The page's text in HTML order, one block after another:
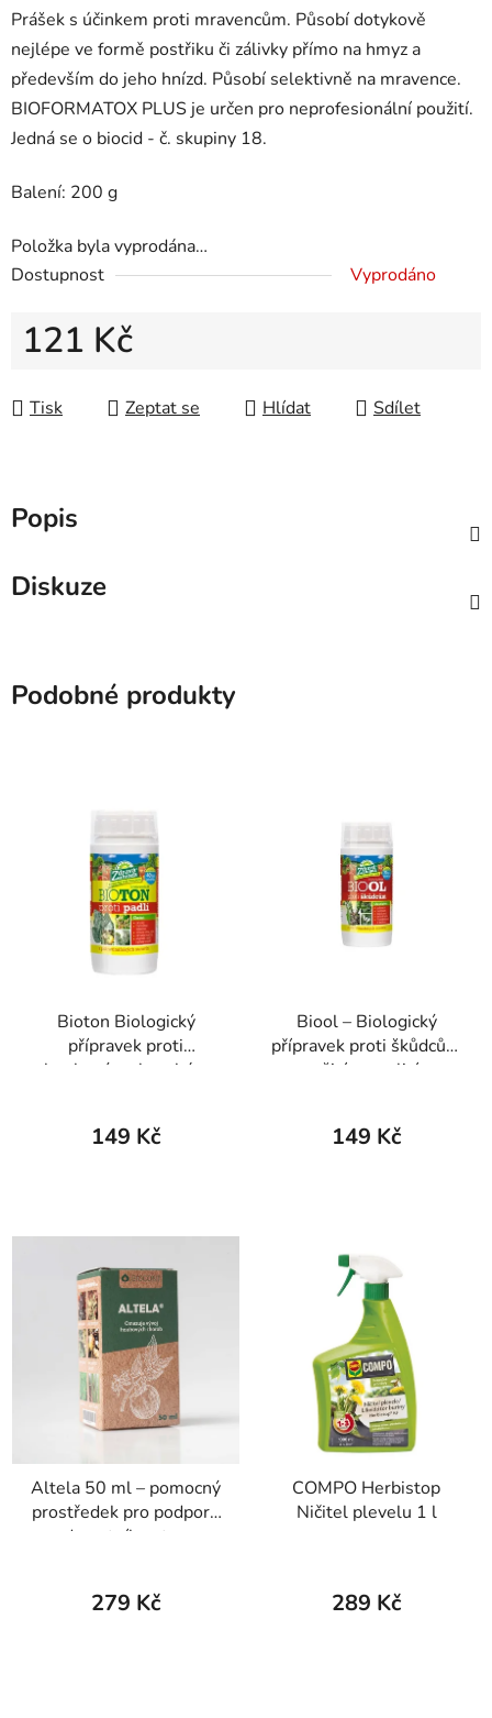
Prášek s účinkem proti mravencům. Působí dotykově
nejlépe ve formě postřiku či zálivky přímo na hmyz a
především do jeho hnízd. Působí selektivně na mravence.
BIOFORMATOX PLUS je určen pro neprofesionální použití.
Jedná se o biocid - č. skupiny 18.
Balení: 200 g
Položka byla vyprodána…
Dostupnost
Vyprodáno
121 Kč
Tisk
Zeptat se Hlídat Sdílet
Popis
Diskuze
Podobné produkty
Bioton Biologický
přípravek proti
houbovým chorobám
149 Kč
Biool – Biologický
přípravek proti škůdcům
- mšicím, molicím,
149 Kč
Altela 50 ml – pomocný
prostředek pro podporu
zdravotního stavu
279 Kč
COMPO Herbistop
Ničitel plevelu 1 l
289 Kč